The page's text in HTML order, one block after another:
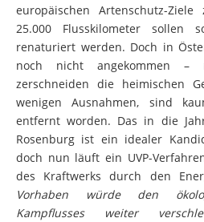
europäischen Artenschutz-
25.000 Flusskilometer sollen
renaturiert werden. Doch in
noch nicht angekommen –
zerschneiden die heimischen
wenigen Ausnahmen, sind
entfernt worden. Das in die
Rosenburg ist ein idealer
doch nun läuft ein UVP-
des Kraftwerks durch den
Vorhaben würde den
Kampflusses weiter